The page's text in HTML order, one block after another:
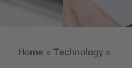
Home » Technology »